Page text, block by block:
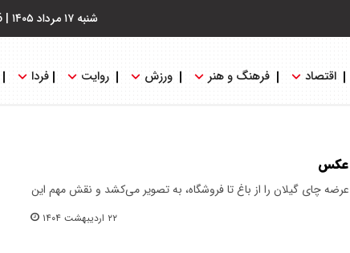
شنبه ۱۷ مرداد ۱۴۰۵ |
اقتصاد فرهنگ و هنر ورزش روایت فردا
عکس
چای گیلان را از باغ تا فروشگاه، به تصویر می‌کشد و نقش مهم این
۲۲ اردیبهشت ۱۴۰۴